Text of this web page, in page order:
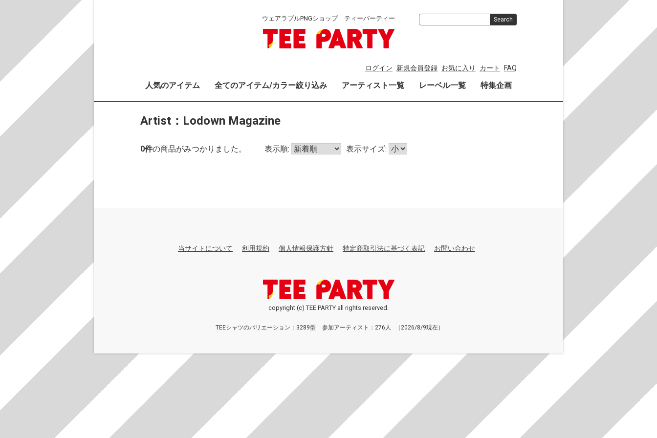
ウェアラブルPNGショップ ティーパーティー
ログイン 新規会員登録 お気に入り カート FAQ
人気のアイテム 全てのアイテム/カラー絞り込み アーティスト一覧 レーベル一覧 特集企画
Search
Artist：Lodown Magazine
0件の商品がみつかりました。 表示順: 表示サイズ:
当サイトについて 利用規約 個人情報保護方針 特定商取引法に基づく表記 お問い合わせ
copyright (c) TEE PARTY all rights reserved.
TEEシャツのバリエーション：3289型 参加アーティスト：276人 （2026/8/9現在）